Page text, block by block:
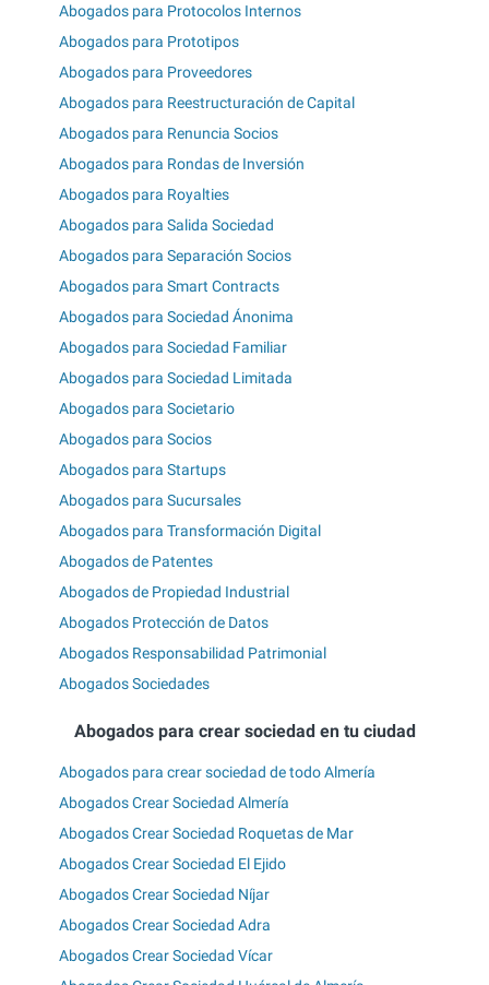
Abogados para Protocolos Internos
Abogados para Prototipos
Abogados para Proveedores
Abogados para Reestructuración de Capital
Abogados para Renuncia Socios
Abogados para Rondas de Inversión
Abogados para Royalties
Abogados para Salida Sociedad
Abogados para Separación Socios
Abogados para Smart Contracts
Abogados para Sociedad Ánonima
Abogados para Sociedad Familiar
Abogados para Sociedad Limitada
Abogados para Societario
Abogados para Socios
Abogados para Startups
Abogados para Sucursales
Abogados para Transformación Digital
Abogados de Patentes
Abogados de Propiedad Industrial
Abogados Protección de Datos
Abogados Responsabilidad Patrimonial
Abogados Sociedades
Abogados para crear sociedad en tu ciudad
Abogados para crear sociedad de todo Almería
Abogados Crear Sociedad Almería
Abogados Crear Sociedad Roquetas de Mar
Abogados Crear Sociedad El Ejido
Abogados Crear Sociedad Níjar
Abogados Crear Sociedad Adra
Abogados Crear Sociedad Vícar